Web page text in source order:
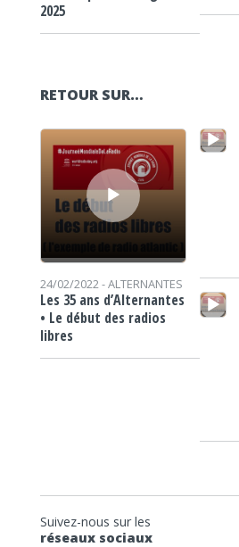
2025
RETOUR SUR…
Lecteur audio
24/02/2022 -ALTERNANTES
Les 35 ans d’Alternantes
• Le début des radios
libres
Lecteur audio
Lecteur audio
Suivez-nous sur les
réseaux sociaux